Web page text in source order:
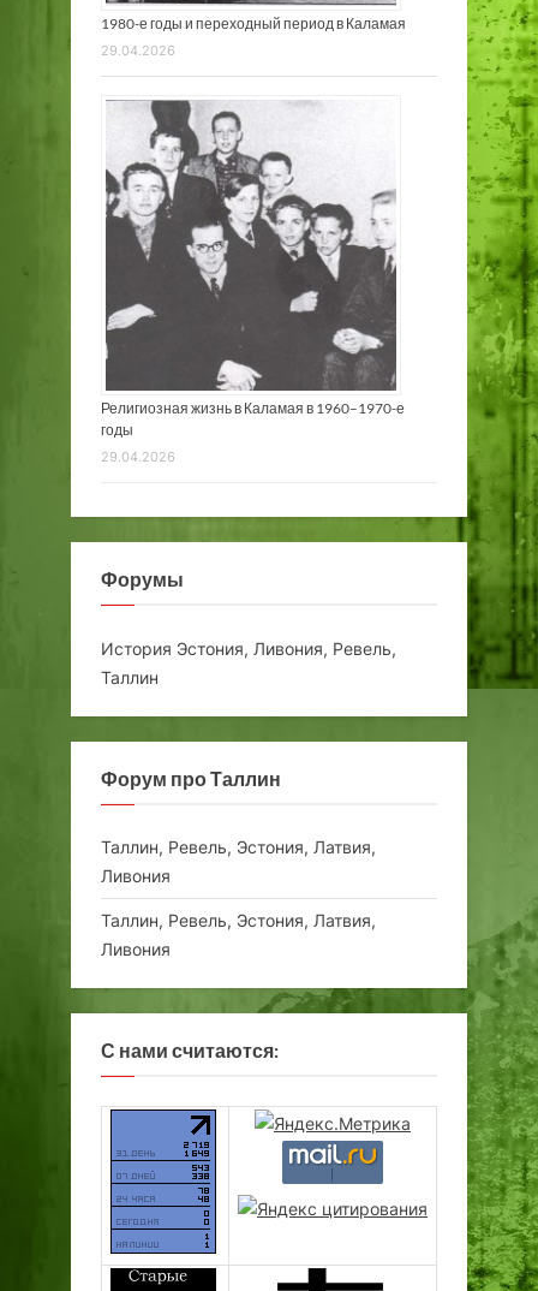
1980-е годы и переходный период в Каламая
29.04.2026
Религиозная жизнь в Каламая в 1960–1970-е
годы
29.04.2026
Форумы
История Эстония, Ливония, Ревель,
Таллин
Форум про Таллин
Таллин, Ревель, Эстония, Латвия,
Ливония
Таллин, Ревель, Эстония, Латвия,
Ливония
С нами считаются: